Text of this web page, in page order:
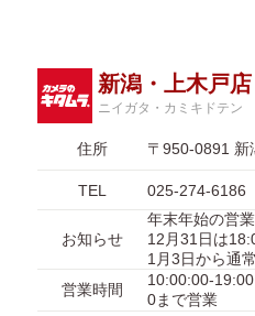
新潟・上木戸店
ニイガタ・カミキドテン
住所 〒950-0891 新
TEL 025-274-6186
お知らせ
年末年始の営業
12月31日は
1月3日から通
営業時間
10:00:00-
0まで営業